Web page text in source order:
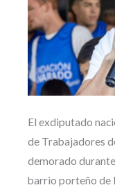
El exdiputado
de Trabajadores
demorado
barrio porteño de